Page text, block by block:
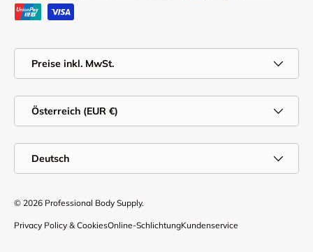
Preise inkl. MwSt.
Land/Region
Österreich (EUR €)
Deutsch
© 2026 Professional Body Supply.
Privacy Policy & CookiesOnline-SchlichtungKundenservice